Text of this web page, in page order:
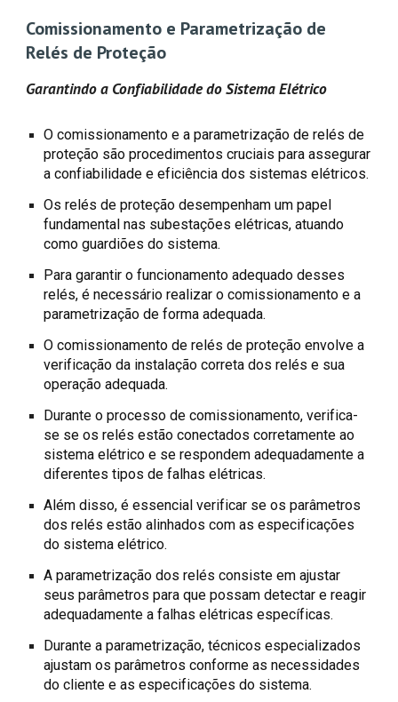
Comissionamento e Parametrização de
Relés de Proteção
Garantindo a Confiabilidade do Sistema Elétrico
O comissionamento e a parametrização de relés de
proteção são procedimentos cruciais para assegurar
a confiabilidade e eficiência dos sistemas elétricos.
Os relés de proteção desempenham um papel
fundamental nas subestações elétricas, atuando
como guardiões do sistema.
Para garantir o funcionamento adequado desses
relés, é necessário realizar o comissionamento e a
parametrização de forma adequada.
O comissionamento de relés de proteção envolve a
verificação da instalação correta dos relés e sua
operação adequada.
Durante o processo de comissionamento, verifica-
se se os relés estão conectados corretamente ao
sistema elétrico e se respondem adequadamente a
diferentes tipos de falhas elétricas.
Além disso, é essencial verificar se os parâmetros
dos relés estão alinhados com as especificações
do sistema elétrico.
A parametrização dos relés consiste em ajustar
seus parâmetros para que possam detectar e reagir
adequadamente a falhas elétricas específicas.
Durante a parametrização, técnicos especializados
ajustam os parâmetros conforme as necessidades
do cliente e as especificações do sistema.